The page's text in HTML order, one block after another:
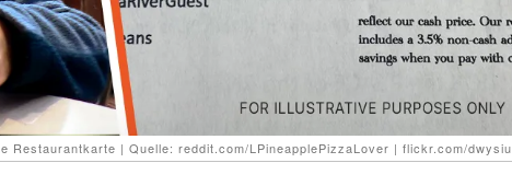
Restaurantkarte | Quelle: reddit.com/LPineapplePizzaLover | flickr.com/dwysiu